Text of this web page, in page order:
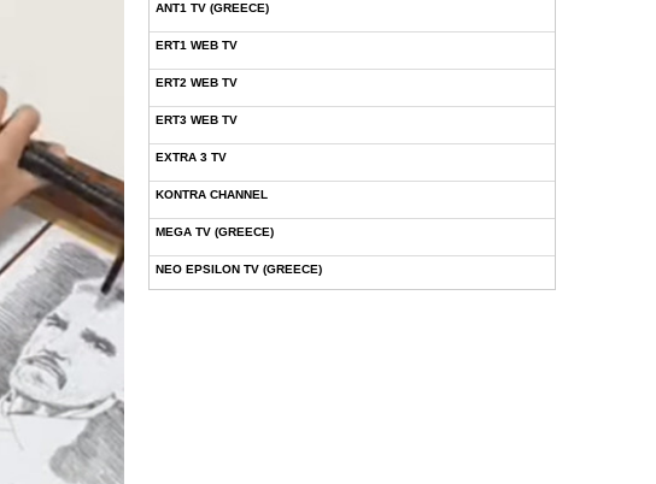
ANT1 TV (GREECE)
ERT1 WEB TV
ERT2 WEB TV
ERT3 WEB TV
EXTRA 3 TV
KONTRA CHANNEL
MEGA TV (GREECE)
NEO EPSILON TV (GREECE)